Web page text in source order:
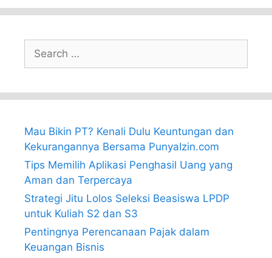
for:
Mau Bikin PT? Kenali Dulu Keuntungan dan
Kekurangannya Bersama PunyaIzin.com
Tips Memilih Aplikasi Penghasil Uang yang
Aman dan Terpercaya
Strategi Jitu Lolos Seleksi Beasiswa LPDP
untuk Kuliah S2 dan S3
Pentingnya Perencanaan Pajak dalam
Keuangan Bisnis